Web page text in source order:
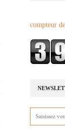
compteur